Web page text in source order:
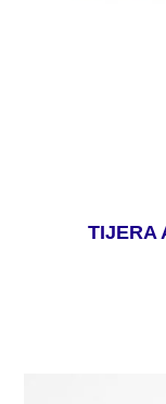
TIJERA